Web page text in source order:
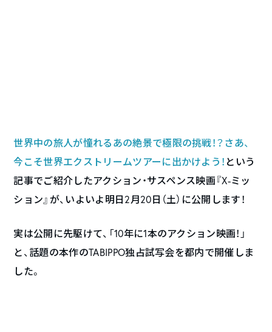
世界中の旅人が憧れるあの絶景で極限の挑戦！？さあ、
今こそ世界エクストリームツアーに出かけよう！ という
記事でご紹介したアクション・サスペンス映画『X-ミッ
ション』が、いよいよ明日2月20日（土）に公開します！
実は公開に先駆けて、「10年に1本のアクション映画！」
と、話題の本作のTABIPPO独占試写会を都内で開催しま
した。